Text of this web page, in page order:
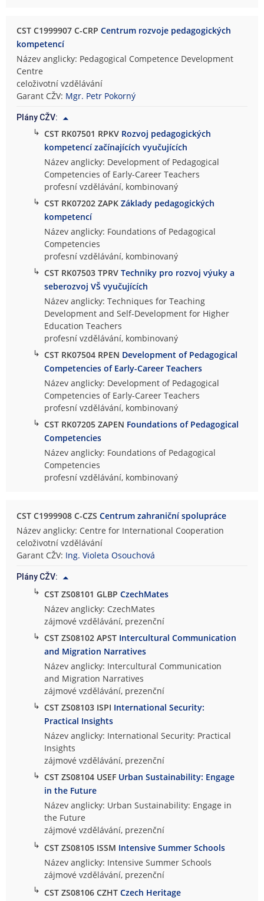
CST C1999907 C-CRPCentrum rozvoje pedagogických
kompetencí
Název anglicky: Pedagogical Competence Development
Centre
celoživotní vzdělávání
Garant CŽV: Mgr. Petr Pokorný
Plány CŽV:
↳ CST RK07501 RPKV Rozvoj pedagogických
kompetencí začínajících vyučujících
Název anglicky: Development of Pedagogical
Competencies of Early-Career Teachers
profesní vzdělávání, kombinovaný
↳ CST RK07202 ZAPKZáklady pedagogických
kompetencí
Název anglicky: Foundations of Pedagogical
Competencies
profesní vzdělávání, kombinovaný
↳ CST RK07503 TPRVTechniky pro rozvoj výuky a
seberozvoj VŠ vyučujících
Název anglicky: Techniques for Teaching
Development and Self-Development for Higher
Education Teachers
profesní vzdělávání, kombinovaný
↳ CST RK07504 RPEN Development of Pedagogical
Competencies of Early-Career Teachers
Název anglicky: Development of Pedagogical
Competencies of Early-Career Teachers
profesní vzdělávání, kombinovaný
↳ CST RK07205 ZAPEN Foundations of Pedagogical
Competencies
Název anglicky: Foundations of Pedagogical
Competencies
profesní vzdělávání, kombinovaný
CST C1999908 C-CZSCentrum zahraniční spolupráce
Název anglicky: Centre for International Cooperation
celoživotní vzdělávání
Garant CŽV: Ing. Violeta Osouchová
Plány CŽV:
↳ CST ZS08101 GLBPCzechMates
Název anglicky: CzechMates
zájmové vzdělávání, prezenční
↳ CST ZS08102 APST Intercultural Communication
and Migration Narratives
Název anglicky: Intercultural Communication
and Migration Narratives
zájmové vzdělávání, prezenční
↳ CST ZS08103 ISPI International Security:
Practical Insights
Název anglicky: International Security: Practical
Insights
zájmové vzdělávání, prezenční
↳ CST ZS08104 USEF Urban Sustainability: Engage
in the Future
Název anglicky: Urban Sustainability: Engage in
the Future
zájmové vzdělávání, prezenční
↳ CST ZS08105 ISSM Intensive Summer Schools
Název anglicky: Intensive Summer Schools
zájmové vzdělávání, prezenční
↳ CST ZS08106 CZHTCzech Heritage